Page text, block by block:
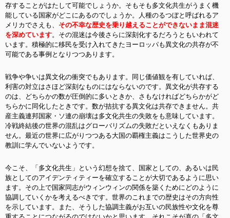
存することがはたして可能でしょうか。そもそも多文化共生がうまく機
能している国家がどこにあるのでしょうか。人種のるつぼと呼ばれるア
メリカでさえも、 その不幸な歴史を乗り越えることができないまま混迷
を深めています。その混迷は今後さらに深刻化するだろうともいわれて
います。積極的に移民を受け入れてきたヨーロッパも異文化の共存が不
可能である事例となりつつあります。
戦争や争いは異文化の衝突でもあります。同じ価値観を有していれば、
利害の対立はさほど深刻なものにはならないのです。異文化が共存する
のは、どちらかの数が圧倒的に多いときか、さもなければどちらかがど
ちらかに同化したときです。数が拮抗する異文化は共存できません。共
産主義連邦国家・ソ連の崩壊は多文化共生の失敗をも意味しています。
冷戦終結後の世界の混乱はグローバリズムの失敗だといえなくもありま
せん。最近の世界に広がりつつある大国の覇権主義はこうした世界史の
教訓に学んでいないようです。
今こそ、「多文化共生」という幻想を捨て、国家としての、あるいは民
族としてのアイデンティティーを確立することが大切であるように思い
ます。その上で国家同志がウィンウィンの関係を築くためにどのように
協調していくかを考えるべきです。世界のこれまでの歴史はその方向性
を示しています。また、そうした協調主義がお互いの民族性や文化を尊